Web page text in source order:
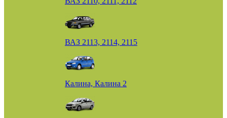
ВАЗ 2113, 2114, 2115
Калина, Калина 2